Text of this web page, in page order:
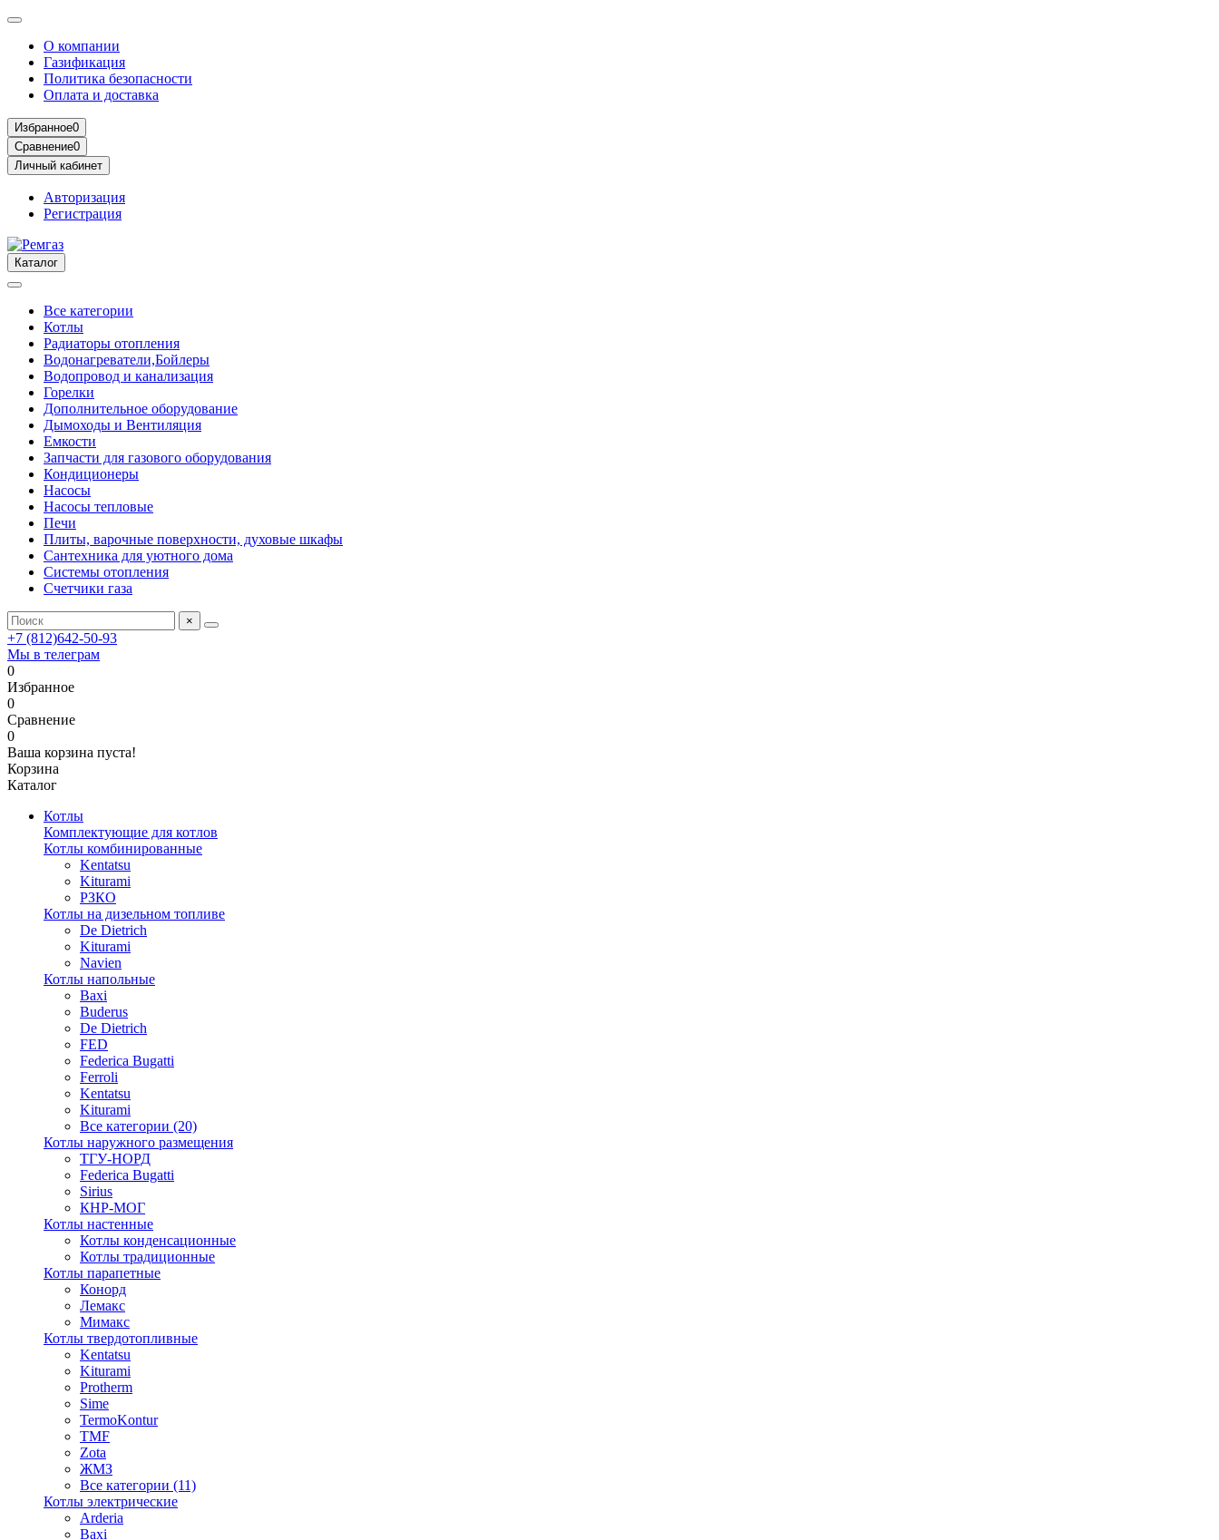
О компании
Газификация
Политика безопасности
Оплата и доставка
Избранное0
Сравнение0
Личный кабинет
Авторизация
Регистрация
Каталог
Все категории
Котлы
Радиаторы отопления
Водонагреватели,Бойлеры
Водопровод и канализация
Горелки
Дополнительное оборудование
Дымоходы и Вентиляция
Емкости
Запчасти для газового оборудования
Кондиционеры
Насосы
Насосы тепловые
Печи
Плиты, варочные поверхности, духовые шкафы
Сантехника для уютного дома
Системы отопления
Счетчики газа
×
+7 (812)642-50-93
Мы в телеграм
0
Избранное
0
Сравнение
0
Ваша корзина пуста!
Корзина
Каталог
Котлы
Комплектующие для котлов
Котлы комбинированные
Kentatsu
Kiturami
РЗКО
Котлы на дизельном топливе
De Dietrich
Kiturami
Navien
Котлы напольные
Baxi
Buderus
De Dietrich
FED
Federica Bugatti
Ferroli
Kentatsu
Kiturami
Все категории (20)
Котлы наружного размещения
ТГУ-НОРД
Federica Bugatti
Sirius
КНР-МОГ
Котлы настенные
Котлы конденсационные
Котлы традиционные
Котлы парапетные
Конорд
Лемакс
Мимакс
Котлы твердотопливные
Kentatsu
Kiturami
Protherm
Sime
TermoKontur
TMF
Zota
ЖМЗ
Все категории (11)
Котлы электрические
Arderia
Baxi